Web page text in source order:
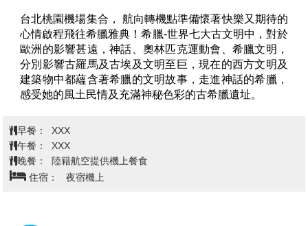
台北桃園機場集合， 航向轉機點準備懷著快樂又期待的
心情啟程飛往希臘雅典！希臘-世界七大古文明中，對於
歐洲的影響甚遠，神話、奧林匹克運動會、希臘文明，
分別影響古羅馬及古埃及文明至巨，現在的西方文明及
建築物中都蘊含著希臘的文明故事，走進神話的希臘，
感受她的風土民情及充滿神秘色彩的古希臘遺址。
早餐：
XXX
午餐：
XXX
晚餐：
陸籍航空提供機上餐食
住宿：
夜宿機上